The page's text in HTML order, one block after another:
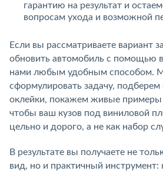
гарантию на результат и
вопросам ухода и возможной
Если вы рассматриваете вариант
обновить автомобиль с помощью
нами любым удобным способом.
сформулировать задачу,
оклейки, покажем живые примеры
чтобы ваш кузов под виниловой
цельно и дорого, а не как набор
В результате вы получаете не
вид, но и практичный инструмент: